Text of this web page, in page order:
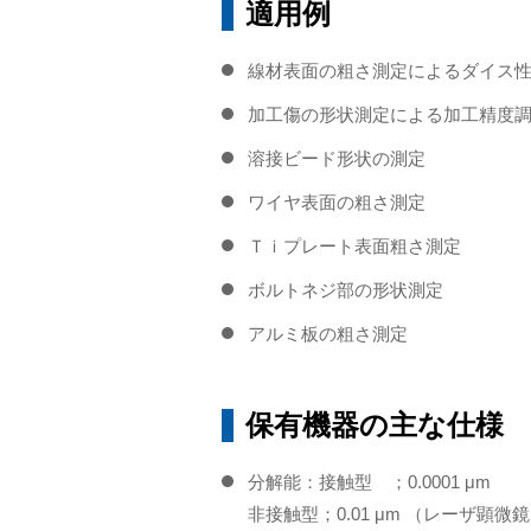
適用例
線材表面の粗さ測定によるダイス
加工傷の形状測定による加工精度
溶接ビード形状の測定
ワイヤ表面の粗さ測定
Ｔｉプレート表面粗さ測定
ボルトネジ部の形状測定
アルミ板の粗さ測定
保有機器の主な仕様
分解能：接触型 ；0.0001 μm
非接触型；0.01 μm （レーザ顕微鏡